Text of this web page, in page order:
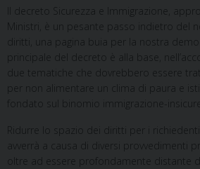
Il decreto Sicurezza e Immigrazione,
Ministri, è un pesante passo indietro del
diritti, una pagina buia per la nostra
principale del decreto è alla base,
due tematiche che dovrebbero essere
per non alimentare un clima di paura e
fondato sul binomio immigrazione-
Ridurre lo spazio dei diritti per i richiedenti
avverrà a causa di diversi provvedimenti
oltre ad essere profondamente distante